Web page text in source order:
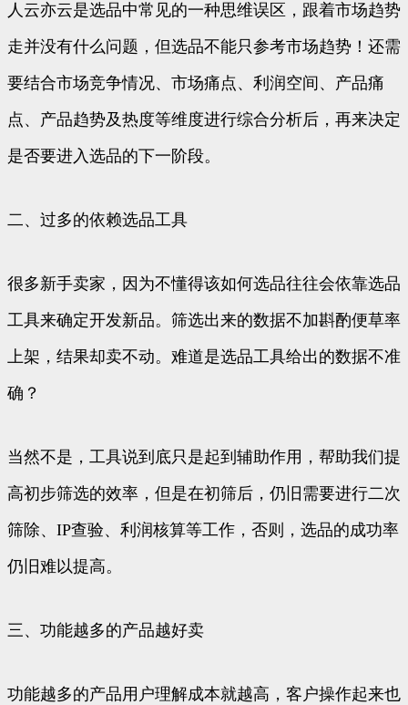
人云亦云是选品中常见的一种思维误区，跟着市场趋势
走并没有什么问题，但选品不能只参考市场趋势！还需
要结合市场竞争情况、市场痛点、利润空间、产品痛
点、产品趋势及热度等维度进行综合分析后，再来决定
是否要进入选品的下一阶段。
二、过多的依赖选品工具
很多新手卖家，因为不懂得该如何选品往往会依靠选品
工具来确定开发新品。筛选出来的数据不加斟酌便草率
上架，结果却卖不动。难道是选品工具给出的数据不准
确？
当然不是，工具说到底只是起到辅助作用，帮助我们提
高初步筛选的效率，但是在初筛后，仍旧需要进行二次
筛除、IP查验、利润核算等工作，否则，选品的成功率
仍旧难以提高。
三、功能越多的产品越好卖
功能越多的产品用户理解成本就越高，客户操作起来也